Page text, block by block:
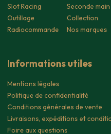
Slot Racing
Outillage
Radiocommande
Seconde main
Collection
Nos marques
Informations utiles
Mentions légales
Politique de confidentialité
Conditions générales de vente
Livraisons, expéditions et
Foire aux questions